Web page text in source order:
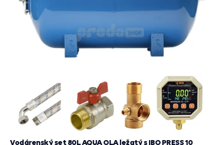
Vodárenský set 80L AQUA OLA ležatý s IBO PRESS 10